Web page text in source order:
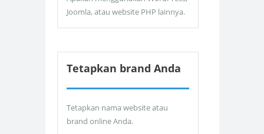
Joomla, atau website PHP lainnya.
Tetapkan brand Anda
Tetapkan nama website atau
brand online Anda.